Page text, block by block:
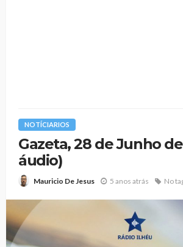
NOTÍCIARIOS
Gazeta, 28 de Junho
áudio)
Mauricio De Jesus 5 anos atrás No